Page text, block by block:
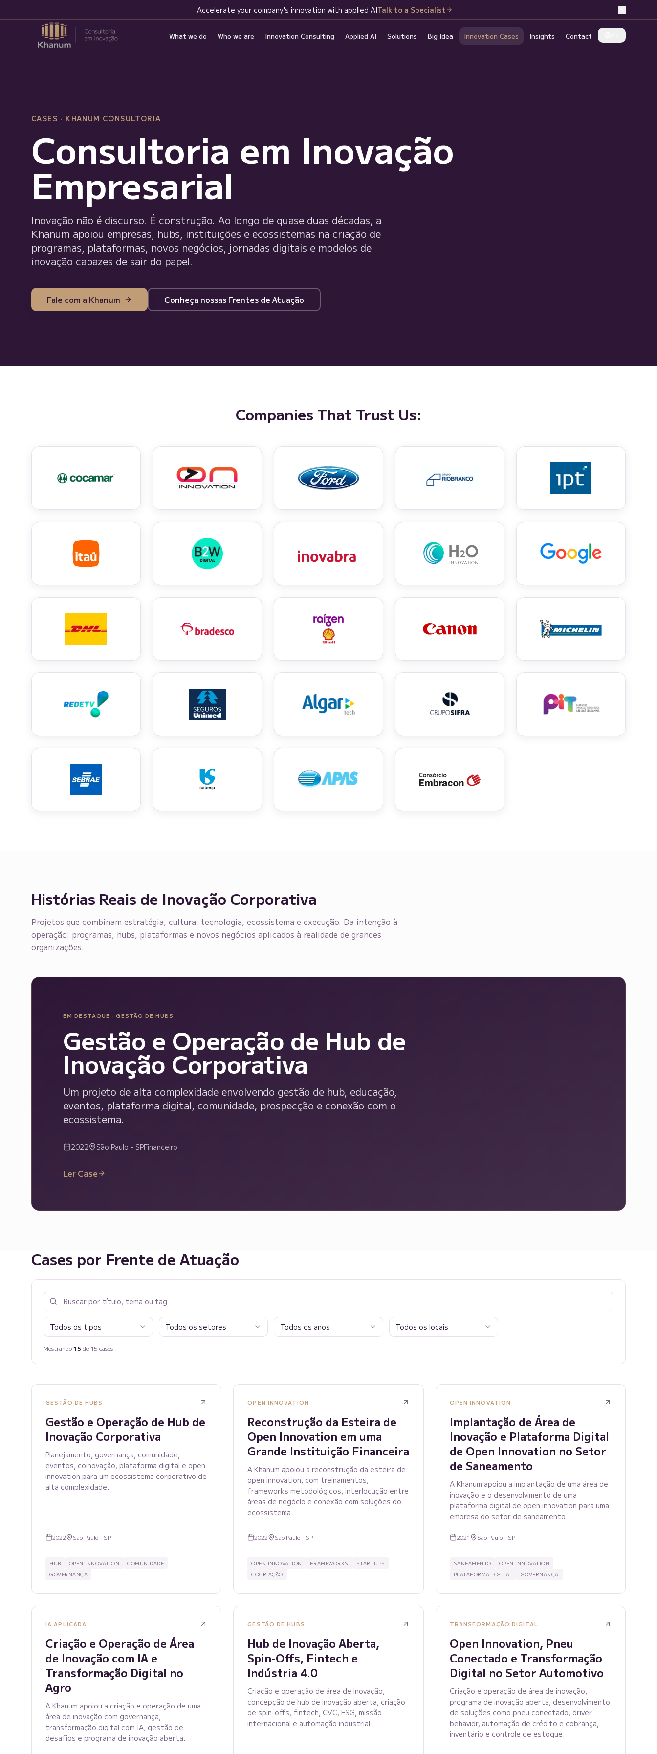
Accelerate your company's innovation with applied AITalk to a Specialist
What we do Who we are Innovation Consulting Applied AI Solutions Big Idea Innovation Cases Insights Contact
CASES · KHANUM CONSULTORIA
Consultoria em Inovação
Empresarial
Inovação não é discurso. É construção. Ao longo de quase duas décadas, a
Khanum apoiou empresas, hubs, instituições e ecossistemas na criação de
programas, plataformas, novos negócios, jornadas digitais e modelos de
inovação capazes de sair do papel.
Fale com a Khanum Conheça nossas Frentes de Atuação
Companies That Trust Us:
Histórias Reais de Inovação Corporativa
Projetos que combinam estratégia, cultura, tecnologia, ecossistema e execução. Da intenção à
operação: programas, hubs, plataformas e novos negócios aplicados à realidade de grandes
organizações.
EM DESTAQUE ·GESTÃO DE HUBS
Gestão e Operação de Hub de
Inovação Corporativa
Um projeto de alta complexidade envolvendo gestão de hub, educação,
eventos, plataforma digital, comunidade, prospecção e conexão com o
ecossistema.
2022 São Paulo - SPFinanceiro
Ler Case
Cases por Frente de Atuação
Todos os tipos Todos os setores Todos os anos Todos os locais
Mostrando15 de15 cases
GESTÃO DE HUBS
Gestão e Operação de Hub de
Inovação Corporativa
Planejamento, governança, comunidade,
eventos, coinovação, plataforma digital e open
innovation para um ecossistema corporativo de
alta complexidade.
2022 São Paulo - SP
HUB OPEN INNOVATION
COMUNIDADE
GOVERNANÇA
OPEN INNOVATION
Reconstrução da Esteira de
Open Innovation em uma
Grande Instituição Financeira
A Khanum apoiou a reconstrução da esteira de
open innovation, com treinamentos,
frameworks metodológicos, interlocução entre
áreas de negócio e conexão com soluções do
ecossistema.
2022 São Paulo - SP
OPEN INNOVATION FRAMEWORKS
STARTUPS
COCRIAÇÃO
OPEN INNOVATION
Implantação de Área de
Inovação e Plataforma Digital
de Open Innovation no Setor
de Saneamento
A Khanum apoiou a implantação de uma área de
inovação e o desenvolvimento de uma
plataforma digital de open innovation para uma
empresa do setor de saneamento.
2021 São Paulo - SP
SANEAMENTO
OPEN INNOVATION
PLATAFORMA DIGITAL
GOVERNANÇA
IA APLICADA
Criação e Operação de Área
de Inovação com IA e
Transformação Digital no
Agro
A Khanum apoiou a criação e operação de uma
área de inovação com governança,
transformação digital com IA, gestão de
desafios e programa de inovação aberta.
GESTÃO DE HUBS
Hub de Inovação Aberta,
Spin-Offs, Fintech e
Indústria 4.0
Criação e operação de área de inovação,
concepção de hub de inovação aberta, criação
de spin-offs, fintech, CVC, ESG, missão
internacional e automação industrial.
TRANSFORMAÇÃO DIGITAL
Open Innovation, Pneu
Conectado e Transformação
Digital no Setor Automotivo
Criação e operação de área de inovação,
programa de inovação aberta, desenvolvimento
de soluções como pneu conectado, driver
behavior, automação de crédito e cobrança,
inventário e controle de estoque.